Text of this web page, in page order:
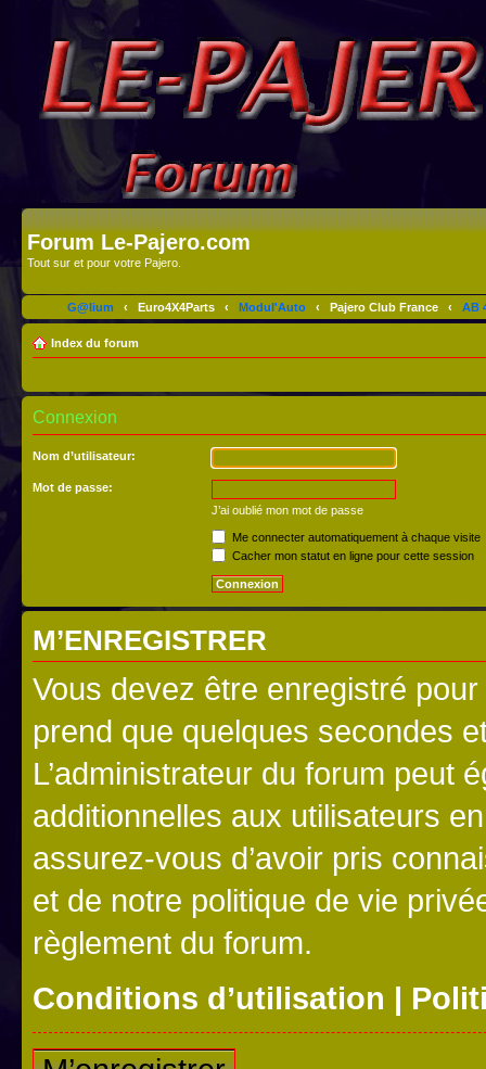
Forum Le-Pajero.com
Tout sur et pour votre Pajero.
G@lium ‹ Euro4X4Parts ‹ Modul'Auto ‹ Pajero Club France ‹ AB
Index du forum
Connexion
Nom d’utilisateur:
Mot de passe:
J’ai oublié mon mot de passe
Me connecter automatiquement à chaque visite
Cacher mon statut en ligne pour cette session
M’ENREGISTRER
Vous devez être enregistré
prend que quelques secondes
L’administrateur du forum peut
additionnelles aux utilisateurs
assurez-vous d’avoir pris
et de notre politique de vie
règlement du forum.
Conditions d’utilisation |